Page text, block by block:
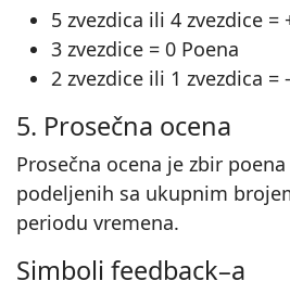
5 zvezdica ili 4 zvezdice =
3 zvezdice = 0 Poena
2 zvezdice ili 1 zvezdica =
5. Prosečna ocena
Prosečna ocena je zbir
podeljenih sa ukupnim
periodu vremena.
Simboli feedback–a